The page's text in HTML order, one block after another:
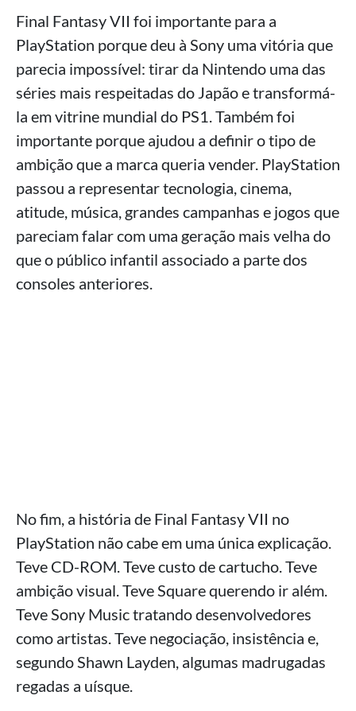
Final Fantasy VII foi importante para a
PlayStation porque deu à Sony uma vitória que
parecia impossível: tirar da Nintendo uma das
séries mais respeitadas do Japão e transformá-
la em vitrine mundial do PS1. Também foi
importante porque ajudou a definir o tipo de
ambição que a marca queria vender. PlayStation
passou a representar tecnologia, cinema,
atitude, música, grandes campanhas e jogos que
pareciam falar com uma geração mais velha do
que o público infantil associado a parte dos
consoles anteriores.
No fim, a história de Final Fantasy VII no
PlayStation não cabe em uma única explicação.
Teve CD-ROM. Teve custo de cartucho. Teve
ambição visual. Teve Square querendo ir além.
Teve Sony Music tratando desenvolvedores
como artistas. Teve negociação, insistência e,
segundo Shawn Layden, algumas madrugadas
regadas a uísque.